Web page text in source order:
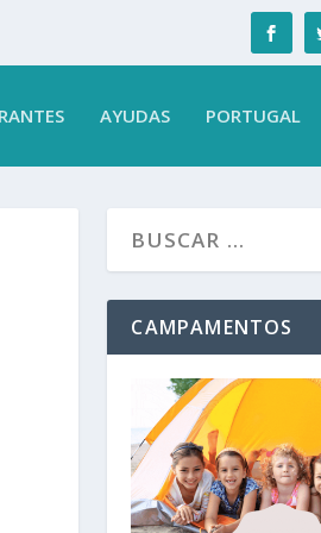
AYUDAS PORTUGAL
CAMPAMENTOS